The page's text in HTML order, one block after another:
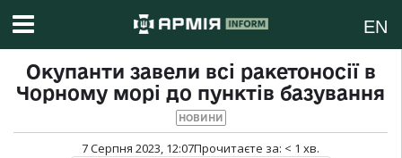
EN
Окупанти завели всі ракетоносії в
Чорному морі до пунктів базування
НОВИНИ
7 Серпня 2023, 12:07Прочитаєте за: < 1 хв.